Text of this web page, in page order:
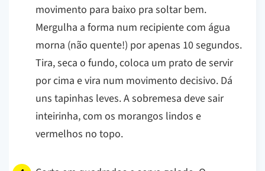
movimento para baixo pra soltar bem.
Mergulha a forma num recipiente com água
morna (não quente!) por apenas 10 segundos.
Tira, seca o fundo, coloca um prato de servir
por cima e vira num movimento decisivo. Dá
uns tapinhas leves. A sobremesa deve sair
inteirinha, com os morangos lindos e
vermelhos no topo.